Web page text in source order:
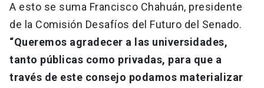
A esto se suma Francisco Chahuán, presidente
de la Comisión Desafíos del Futuro del Senado.
“Queremos agradecer a las universidades,
tanto públicas como privadas, para que a
través de este consejo podamos materializar